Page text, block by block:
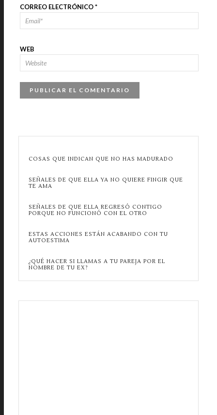
CORREO ELECTRÓNICO*
WEB
COSAS QUE INDICAN QUE NO HAS MADURADO
SEÑALES DE QUE ELLA YA NO QUIERE FINGIR QUE
TE AMA
SEÑALES DE QUE ELLA REGRESÓ CONTIGO
PORQUE NO FUNCIONÓ CON EL OTRO
ESTAS ACCIONES ESTÁN ACABANDO CON TU
AUTOESTIMA
¿QUÉ HACER SI LLAMAS A TU PAREJA POR EL
NOMBRE DE TU EX?